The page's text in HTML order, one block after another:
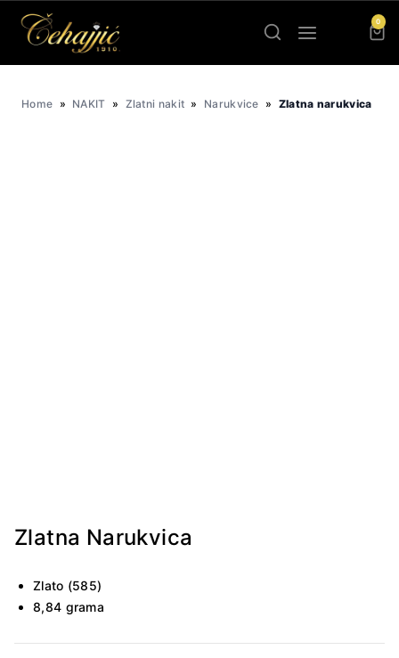
0
Home » NAKIT » Zlatni nakit » Narukvice » Zlatna narukvica
Zlatna Narukvica
Zlato (585)
8,84 grama